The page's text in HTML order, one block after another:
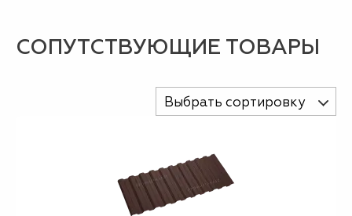
СОПУТСТВУЮЩИЕ ТОВАРЫ
Выбрать сортировку